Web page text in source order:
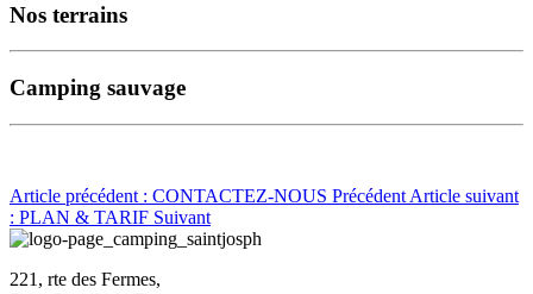
Nos terrains
Camping sauvage
Article précédent : CONTACTEZ-NOUS Précédent Article suivant
: PLAN & TARIF Suivant
221, rte des Fermes,